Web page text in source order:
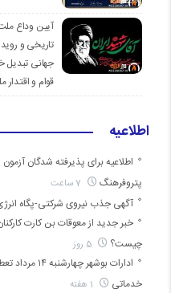
آیین وداع
تاریخی و
جهانی تبدیل
قوام و اقتدار
اطلاعیه
اطلاعیه برای پذیرفته شدگان
پتروفرهنگ
آگهی جذب نیروی شرکتی-پگاه
خبر جدید از معوقات بن کارت
چیست؟
ادارات
خدماتی